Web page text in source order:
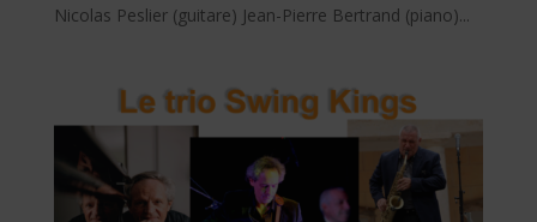
Nicolas Peslier (guitare) Jean-Pierre Bertrand (piano)...